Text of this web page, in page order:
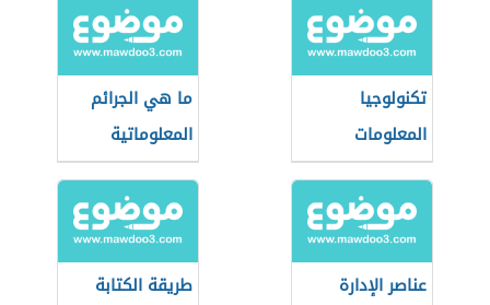
تكنولوجيا
المعلومات
ما هي الجرائم
المعلوماتية
عناصر الإدارة
طريقة الكتابة